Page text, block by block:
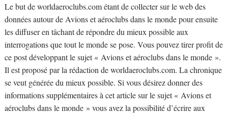
Le but de worldaeroclubs.com étant de collecter sur le web des
données autour de Avions et aéroclubs dans le monde pour ensuite
les diffuser en tâchant de répondre du mieux possible aux
interrogations que tout le monde se pose. Vous pouvez tirer profit de
ce post développant le sujet « Avions et aéroclubs dans le monde ».
Il est proposé par la rédaction de worldaeroclubs.com. La chronique
se veut générée du mieux possible. Si vous désirez donner des
informations supplémentaires à cet article sur le sujet « Avions et
aéroclubs dans le monde » vous avez la possibilité d’écrire aux